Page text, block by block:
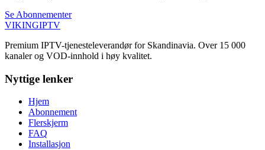
Se Abonnementer
VIKINGIPTV
Premium IPTV-tjenesteleverandør for Skandinavia. Over 15 000
kanaler og VOD-innhold i høy kvalitet.
Nyttige lenker
Hjem
Abonnement
Flerskjerm
FAQ
Installasjon